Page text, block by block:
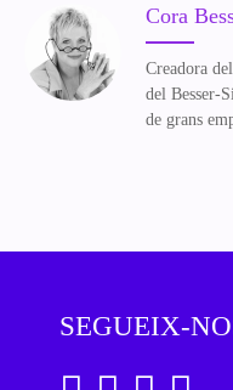
Cora
Creadora
del Besser-
de grans
SEGUEIX-